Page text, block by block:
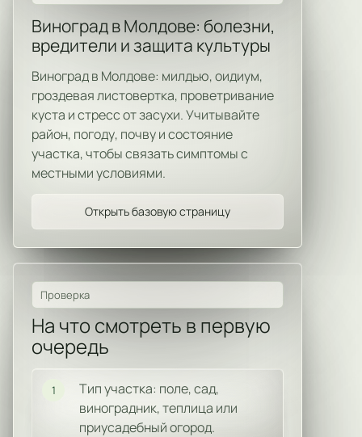
Виноград в Молдове: болезни,
вредители и защита культуры
Виноград в Молдове: милдью, оидиум,
гроздевая листовертка, проветривание
куста и стресс от засухи. Учитывайте
район, погоду, почву и состояние
участка, чтобы связать симптомы с
местными условиями.
Открыть базовую страницу
Проверка
На что смотреть в первую
очередь
1
Тип участка: поле, сад,
виноградник, теплица или
приусадебный огород.